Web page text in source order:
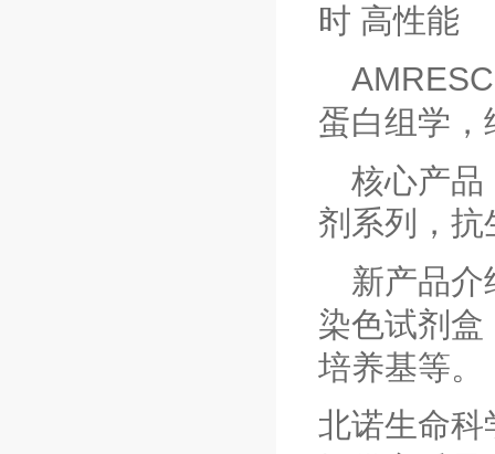
时 高性
蛋白组学
核心产品
剂系列，
新产品介
染色试剂盒
培养基等。
北诺生命科